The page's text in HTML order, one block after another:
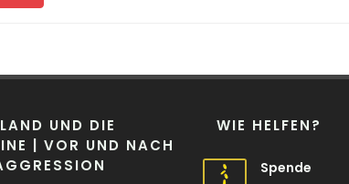
UND DIE
| VOR UND NACH
WIE HELFEN?
Spende